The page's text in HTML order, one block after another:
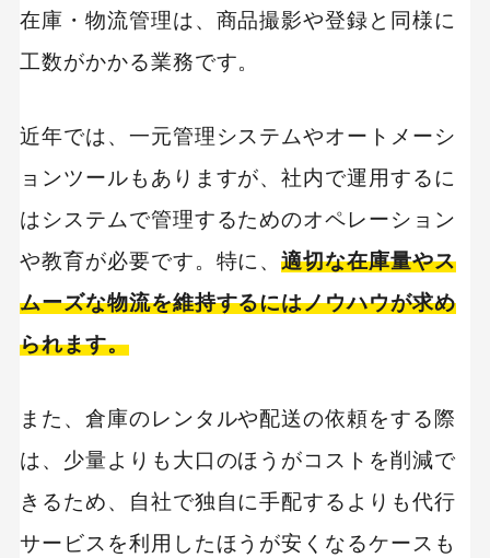
在庫・物流管理は、商品撮影や登録と同様に
工数がかかる業務です。
近年では、一元管理システムやオートメーシ
ョンツールもありますが、社内で運用するに
はシステムで管理するためのオペレーション
や教育が必要です。特に、適切な在庫量やス
ムーズな物流を維持するにはノウハウが求め
られます。
また、倉庫のレンタルや配送の依頼をする際
は、少量よりも大口のほうがコストを削減で
きるため、自社で独自に手配するよりも代行
サービスを利用したほうが安くなるケースも